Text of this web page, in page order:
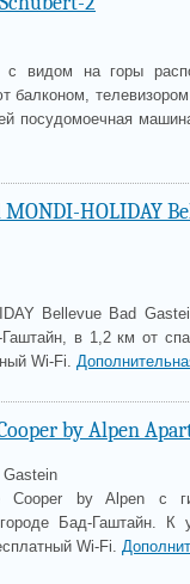
с видом на горы
балконом,
посудомоечная
HOLIDAY
Bellevue Bad
в 1,2 км от
Wi-Fi.
by Alpen
Gastein
Cooper by Alpen с
Бад-Гаштайн. К
Wi-Fi.